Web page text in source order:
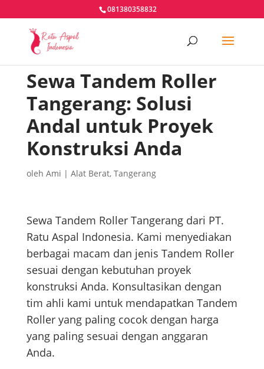
081380358832
Sewa Tandem Roller
Tangerang: Solusi
Andal untuk Proyek
Konstruksi Anda
oleh Ami | Alat Berat, Tangerang
Sewa Tandem Roller Tangerang dari PT.
Ratu Aspal Indonesia. Kami menyediakan
berbagai macam dan jenis Tandem Roller
sesuai dengan kebutuhan proyek
konstruksi Anda. Konsultasikan dengan
tim ahli kami untuk mendapatkan Tandem
Roller yang paling cocok dengan harga
yang paling sesuai dengan anggaran
Anda.